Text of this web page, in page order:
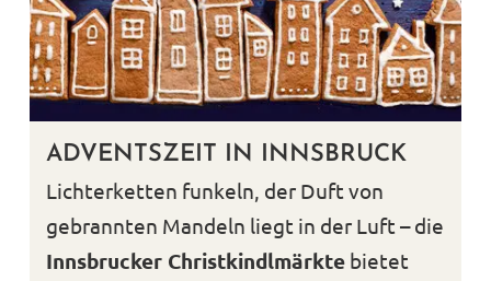
ADVENTSZEIT IN INNSBRUCK
Lichterketten funkeln, der Duft von
gebrannten Mandeln liegt in der Luft – die
Innsbrucker Christkindlmärktebietet